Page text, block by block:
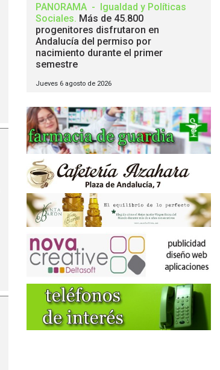
PANORAMA - Igualdad y Políticas
Sociales. Más de 45.800
progenitores disfrutaron en
Andalucía del permiso por
nacimiento durante el primer
semestre
Jueves 6 agosto de 2026